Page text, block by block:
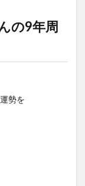
の9年周
勢を